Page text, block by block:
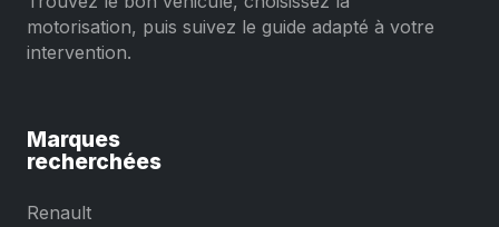
motorisation, puis suivez le guide adapté à votre
intervention.
Marques
recherchées
Renault